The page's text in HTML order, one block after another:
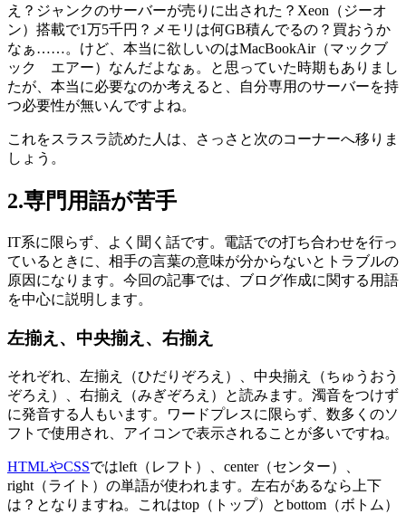
え？ジャンクのサーバーが売りに出された？Xeon（ジーオ
ン）搭載で1万5千円？メモリは何GB積んでるの？買おうか
なぁ……。けど、本当に欲しいのはMacBookAir（マックブ
ック エアー）なんだよなぁ。と思っていた時期もありまし
たが、本当に必要なのか考えると、
自分専用のサーバーを持
つ必要性が無いんですよね。
これをスラスラ読めた人は、さっさと次のコーナーへ移りま
しょう。
2.専門用語が苦手
IT系に限らず、よく聞く話です。電話での打ち合わせを行っ
ているときに、 相手の言葉の意味が分からないとトラブルの
原因 になります。今回の記事では、ブログ作成に関する用語
を中心に説明します。
左揃え、中央揃え、右揃え
それぞれ、左揃え（ひだりぞろえ）、中央揃え（ちゅうおう
ぞろえ）、右揃え（みぎぞろえ）と読みます。濁音をつけず
に発音する人もいます。ワードプレスに限らず、数多くのソ
フトで使用され、アイコンで表示されることが多いですね。
HTMLやCSSではleft（レフト）、center（センター）、
right（ライト）の単語が使われます。左右があるなら上下
は？となりますね。これはtop（トップ）とbottom（ボトム）